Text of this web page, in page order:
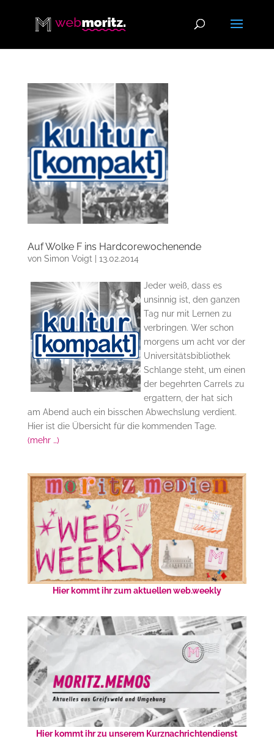
Auf Wolke F ins Hardcorewochenende
von Simon Voigt 13.02.2014
Jeder weiß, dass es
unsinnig ist, den ganzen
Tag nur mit Lernen zu
verbringen. Wer schon
morgens um acht vor der
Universitätsbibliothek
Schlange steht, um einen
der begehrten Carrels zu
ergattern, der hat sich
am Abend auch ein bisschen Abwechslung verdient.
Hier ist die Übersicht für die kommenden Tage.
(mehr …)
Hier kommt ihr zum aktuellen web.weekly
Hier kommt ihr zu unserem Kurznachrichtendienst